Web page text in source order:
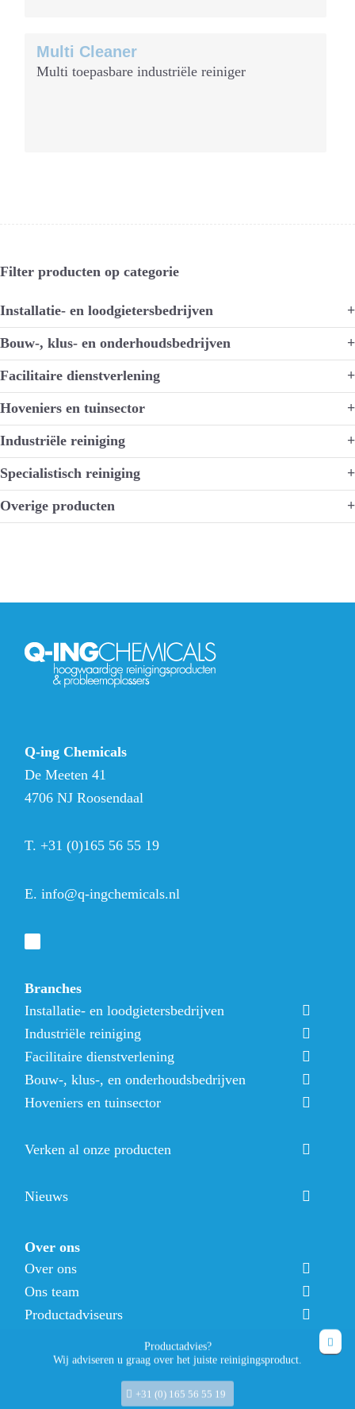
Multi Cleaner
Multi toepasbare industriële reiniger
Filter producten op categorie
Installatie- en loodgietersbedrijven +
Bouw-, klus- en onderhoudsbedrijven +
Facilitaire dienstverlening +
Hoveniers en tuinsector +
Industriële reiniging +
Specialistisch reiniging +
Overige producten +
Q-ing Chemicals
De Meeten 41
4706 NJ Roosendaal
T. +31 (0)165 56 55 19
E.info@q-ingchemicals.nl
Branches
Installatie- en loodgietersbedrijven
Industriële reiniging
Facilitaire dienstverlening
Bouw-, klus-, en onderhoudsbedrijven
Hoveniers en tuinsector
Verken al onze producten
Nieuws
Over ons
Over ons
Ons team
Productadviseurs
Productadvies?
Wij adviseren u graag over het juiste reinigingsproduct.
+31 (0) 165 56 55 19